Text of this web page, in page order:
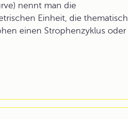
nennt man die
Einheit, die thematisch
einen Strophenzyklus oder